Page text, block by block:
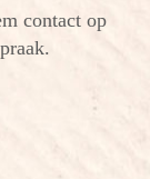
contact op